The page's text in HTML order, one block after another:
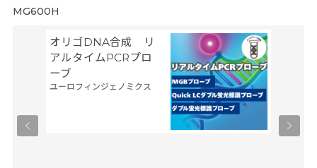
MG600H
オリゴDNA合成 リ
アルタイムPCRプロ
ーブ
ユーロフィンジェノミクス